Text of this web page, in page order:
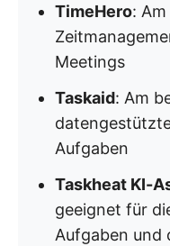
TimeHero:
Meetings
Taskaid: Am
Aufgaben
Taskheat KI-
geeignet für
Aufgaben und